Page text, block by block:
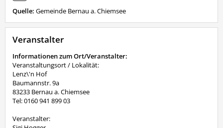
Quelle: Gemeinde Bernau a. Chiemsee
Veranstalter
Informationen zum Ort/Veranstalter:
Veranstaltungsort / Lokalität:
Lenz\'n Hof
Baumannstr. 9a
83233 Bernau a. Chiemsee
Tel: 0160 941 899 03
Veranstalter: